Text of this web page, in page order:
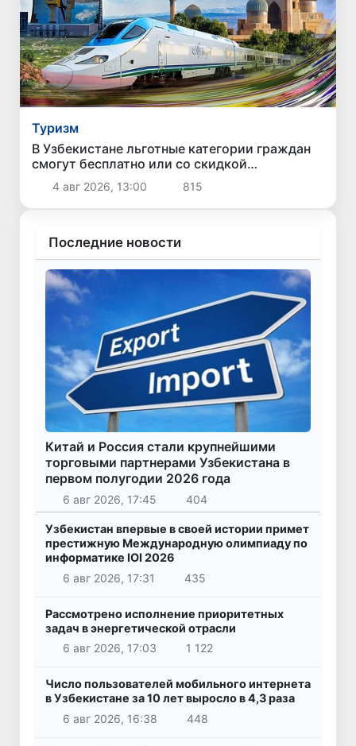
Туризм
В Узбекистане льготные категории граждан
смогут бесплатно или со скидкой
путешествовать по стране
4 авг 2026, 13:00 815
Последние новости
Китай и Россия стали крупнейшими
торговыми партнерами Узбекистана в
первом полугодии 2026 года
6 авг 2026, 17:45 404
Узбекистан впервые в своей истории примет
престижную Международную олимпиаду по
информатике IOI 2026
6 авг 2026, 17:31
435
Рассмотрено исполнение приоритетных
задач в энергетической отрасли
6 авг 2026, 17:03
1 122
Число пользователей мобильного интернета
в Узбекистане за 10 лет выросло в 4,3 раза
6 авг 2026, 16:38
448